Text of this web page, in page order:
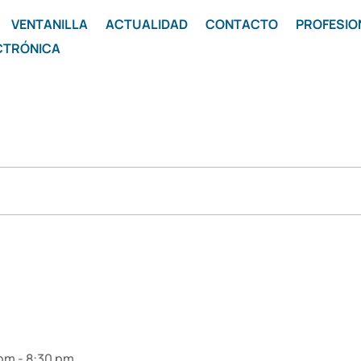
VENTANILLA ACTUALIDAD CONTACTO